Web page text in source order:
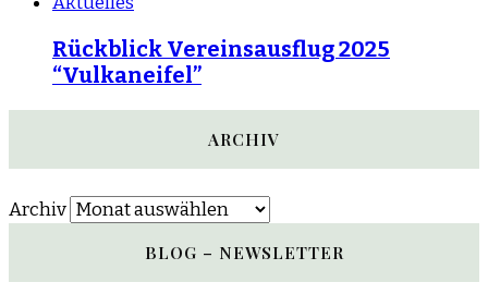
Rückblick Vereinsausflug 2025
“Vulkaneifel”
ARCHIV
Archiv
BLOG – NEWSLETTER